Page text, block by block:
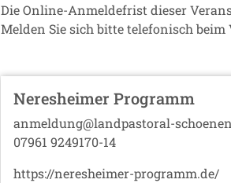
Die Online-Anmeldefrist dieser
Melden Sie sich bitte telefonisch beim
Neresheimer Programm
anmeldung@landpastoral-
07961 9249170-14
https://neresheimer-programm.de/